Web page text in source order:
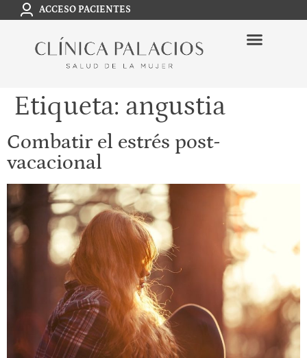
ACCESO PACIENTES
Etiqueta: angustia
Combatir el estrés post-
vacacional